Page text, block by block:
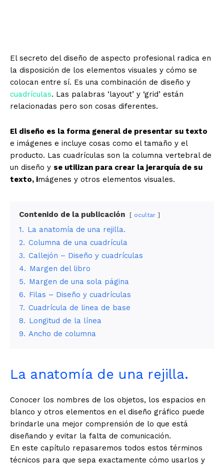
El secreto del diseño de aspecto profesional radica en
la disposición de los elementos visuales y cómo se
colocan entre sí. Es una combinación de diseño y
cuadrículas. Las palabras ‘layout’ y ‘grid’ están
relacionadas pero son cosas diferentes.
El diseño es la forma general de presentar su texto
e imágenes e incluye cosas como el tamaño y el
producto. Las cuadrículas son la columna vertebral de
un diseño y se utilizan para crear la jerarquía de su
texto, imágenes y otros elementos visuales.
Contenido de la publicación ocultar
1. La anatomía de una rejilla.
2. Columna de una cuadrícula
3. Callejón – Diseño y cuadrículas
4. Margen del libro
5. Margen de una sola página
6. Filas – Diseño y cuadrículas
7. Cuadrícula de linea de base
8. Longitud de la línea
9. Ancho de columna
La anatomía de una rejilla.
Conocer los nombres de los objetos, los espacios en
blanco y otros elementos en el diseño gráfico puede
brindarle una mejor comprensión de lo que está
diseñando y evitar la falta de comunicación.
En este capítulo repasaremos todos estos términos
técnicos para que sepa exactamente cómo usarlos y